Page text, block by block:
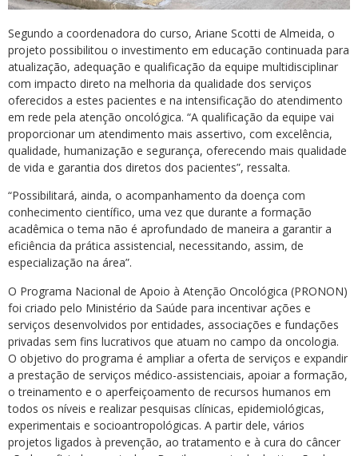
Segundo a coordenadora do curso, Ariane Scotti de Almeida, o
projeto possibilitou o investimento em educação continuada para
atualização, adequação e qualificação da equipe multidisciplinar
com impacto direto na melhoria da qualidade dos serviços
oferecidos a estes pacientes e na intensificação do atendimento
em rede pela atenção oncológica. “A qualificação da equipe vai
proporcionar um atendimento mais assertivo, com excelência,
qualidade, humanização e segurança, oferecendo mais qualidade
de vida e garantia dos diretos dos pacientes”, ressalta.
“Possibilitará, ainda, o acompanhamento da doença com
conhecimento científico, uma vez que durante a formação
acadêmica o tema não é aprofundado de maneira a garantir a
eficiência da prática assistencial, necessitando, assim, de
especialização na área”.
O Programa Nacional de Apoio à Atenção Oncológica (PRONON)
foi criado pelo Ministério da Saúde para incentivar ações e
serviços desenvolvidos por entidades, associações e fundações
privadas sem fins lucrativos que atuam no campo da oncologia.
O objetivo do programa é ampliar a oferta de serviços e expandir
a prestação de serviços médico-assistenciais, apoiar a formação,
o treinamento e o aperfeiçoamento de recursos humanos em
todos os níveis e realizar pesquisas clínicas, epidemiológicas,
experimentais e socioantropológicas. A partir dele, vários
projetos ligados à prevenção, ao tratamento e à cura do câncer